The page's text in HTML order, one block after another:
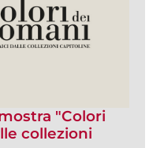
"Colori
collezioni